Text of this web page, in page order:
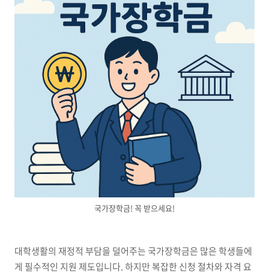
국가장학금! 꼭 받으세요!
대학생활의 재정적 부담을 덜어주는 국가장학금은 많은 학생들에
게 필수적인 지원 제도입니다. 하지만 복잡한 신청 절차와 자격 요